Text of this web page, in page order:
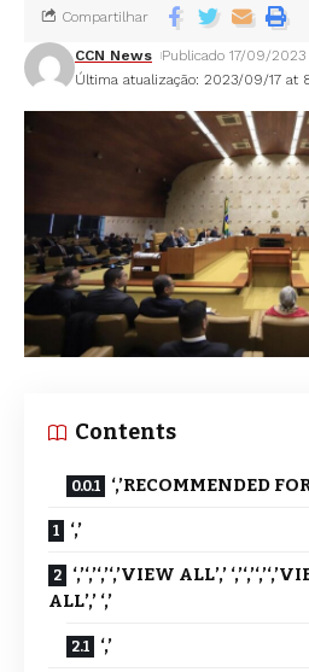
Última atualização: 2023/09/17 at
CCN News Publicado 17/09/2023
Compartilhar
Contents
‘,’RECOMMENDED
‘,’
‘,’‘,’‘,’‘,’VIEW ALL’,’
ALL’,’ ‘,’
‘,’